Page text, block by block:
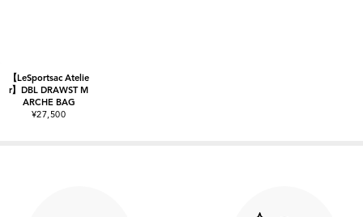
【LeSportsac Atelie
r】DBL DRAWST M
ARCHE BAG
¥27,500